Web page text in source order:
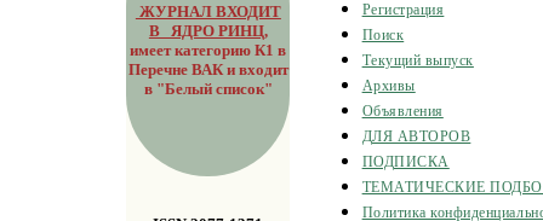
ЖУРНАЛ ВХОДИТ
В ЯДРО РИНЦ,
имеет категорию К1 в
Перечне ВАК и входит
в "Белый список"
Регистрация
Поиск
Текущий выпуск
Архивы
Объявления
ДЛЯ АВТОРОВ
ПОДПИСКА
ТЕМАТИЧЕСКИЕ
Политика